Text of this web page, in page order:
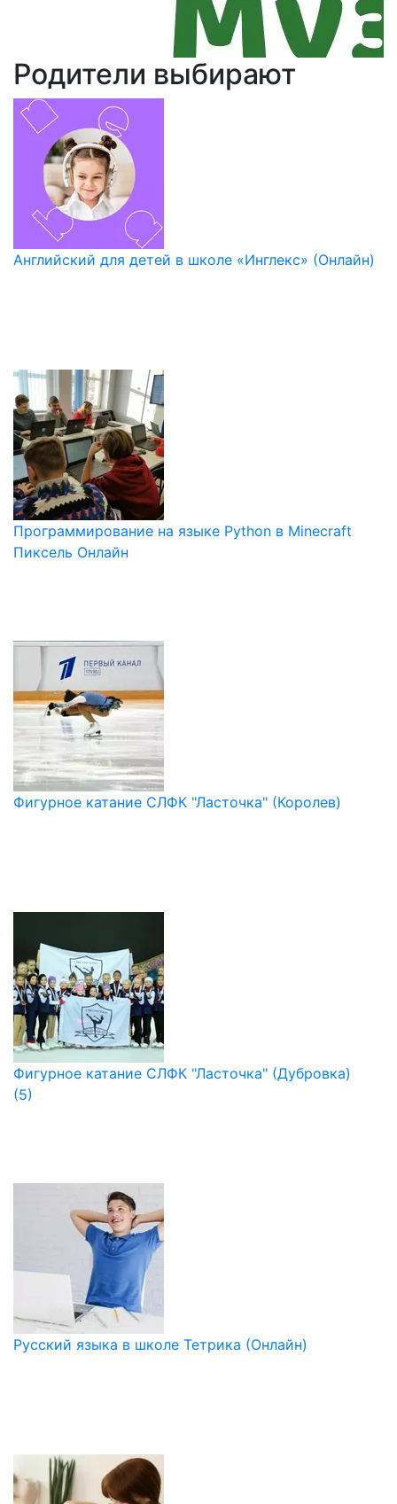
Родители выбирают
Английский для детей в школе «Инглекс» (Онлайн)
Программирование на языке Python в Minecraft
Пиксель Онлайн
Фигурное катание СЛФК "Ласточка" (Королев)
Фигурное катание СЛФК "Ласточка" (Дубровка)
(5)
Русский языка в школе Тетрика (Онлайн)